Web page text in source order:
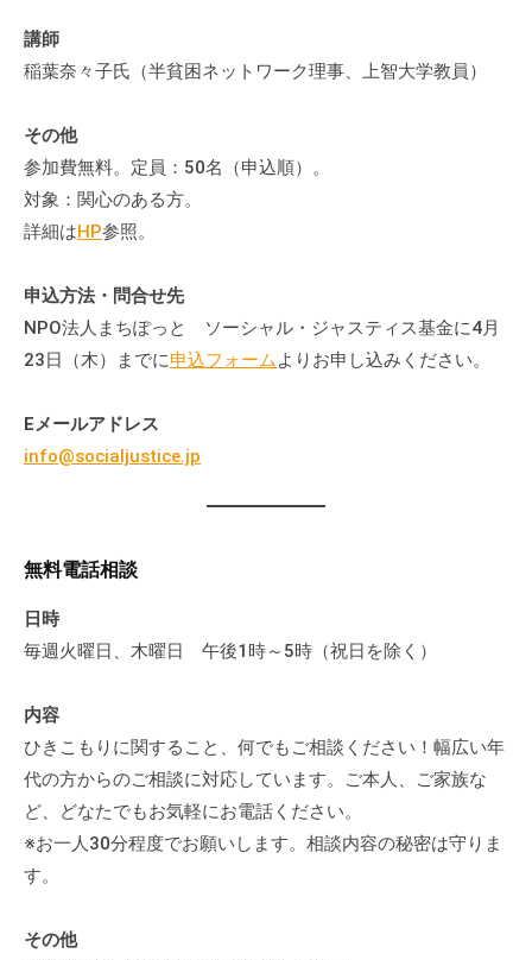
講師
稲葉奈々子氏（半貧困ネットワーク理事、上智大学教員）
その他
参加費無料。定員：50名（申込順）。
対象：関心のある方。
詳細はHP参照。
申込方法・問合せ先
NPO法人まちぽっと ソーシャル・ジャスティス基金に4月
23日（木）までに申込フォームよりお申し込みください。
Eメールアドレス
info@socialjustice.jp
無料電話相談
日時
毎週火曜日、木曜日 午後1時～5時（祝日を除く）
内容
ひきこもりに関すること、何でもご相談ください！幅広い年
代の方からのご相談に対応しています。ご本人、ご家族な
ど、どなたでもお気軽にお電話ください。
※お一人30分程度でお願いします。相談内容の秘密は守りま
す。
その他